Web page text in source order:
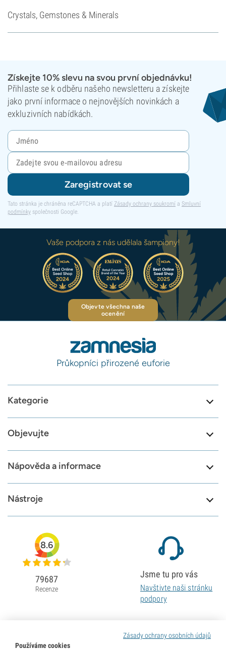
Crystals, Gemstones & Minerals
Získejte 10% slevu na svou první objednávku!
Přihlaste se k odběru našeho newsletteru a získejte
jako první informace o nejnovějších novinkách a
exkluzivních nabídkách.
Zaregistrovat se
Tato stránka je chráněna reCAPTCHA a platí Zásady ochrany soukromí a Smluvní
podmínky společnosti Google.
Vaše podpora z nás udělala šampiony!
Objevte všechna naše
ocenění
Průkopníci přirozené euforie
Kategorie
Objevujte
Nápověda a informace
Nástroje
Zásady ochrany osobních údajů
Používáme cookies
8.6
79687
Recenze
Jsme tu pro vás
Navštivte naši stránku
podpory